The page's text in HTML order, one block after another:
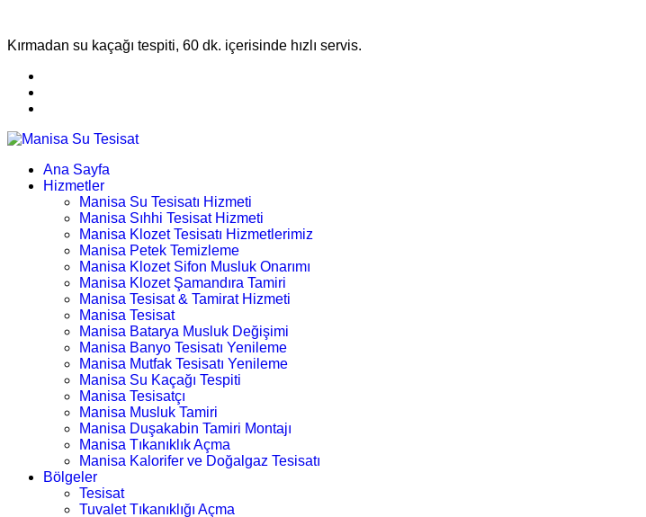
Kırmadan su kaçağı tespiti, 60 dk. içerisinde hızlı servis.
Ana Sayfa
Hizmetler
Manisa Su Tesisatı Hizmeti
Manisa Sıhhi Tesisat Hizmeti
Manisa Klozet Tesisatı Hizmetlerimiz
Manisa Petek Temizleme
Manisa Klozet Sifon Musluk Onarımı
Manisa Klozet Şamandıra Tamiri
Manisa Tesisat & Tamirat Hizmeti
Manisa Tesisat
Manisa Batarya Musluk Değişimi
Manisa Banyo Tesisatı Yenileme
Manisa Mutfak Tesisatı Yenileme
Manisa Su Kaçağı Tespiti
Manisa Tesisatçı
Manisa Musluk Tamiri
Manisa Duşakabin Tamiri Montajı
Manisa Tıkanıklık Açma
Manisa Kalorifer ve Doğalgaz Tesisatı
Bölgeler
Tesisat
Tuvalet Tıkanıklığı Açma